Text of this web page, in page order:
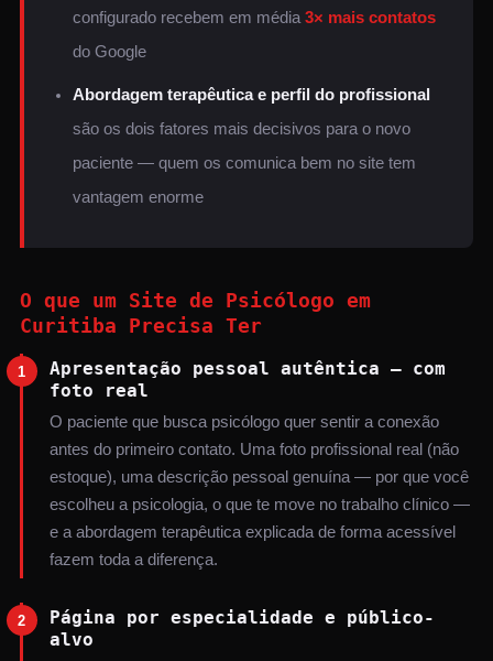
configurado recebem em média 3× mais contatos
do Google
Abordagem terapêutica e perfil do profissional
são os dois fatores mais decisivos para o novo
paciente — quem os comunica bem no site tem
vantagem enorme
O que um Site de Psicólogo em
Curitiba Precisa Ter
1
Apresentação pessoal autêntica — com
foto real
O paciente que busca psicólogo quer sentir a conexão
antes do primeiro contato. Uma foto profissional real (não
estoque), uma descrição pessoal genuína — por que você
escolheu a psicologia, o que te move no trabalho clínico —
e a abordagem terapêutica explicada de forma acessível
fazem toda a diferença.
2
Página por especialidade e público-
alvo